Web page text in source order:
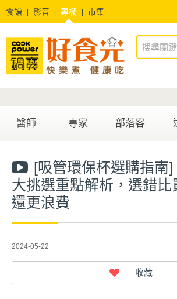
食譜 影音 專欄
市集
醫師 專家 部落客
[吸管環保杯選購指南]
大挑選重點解析，選錯比
還更浪費
2024-05-22